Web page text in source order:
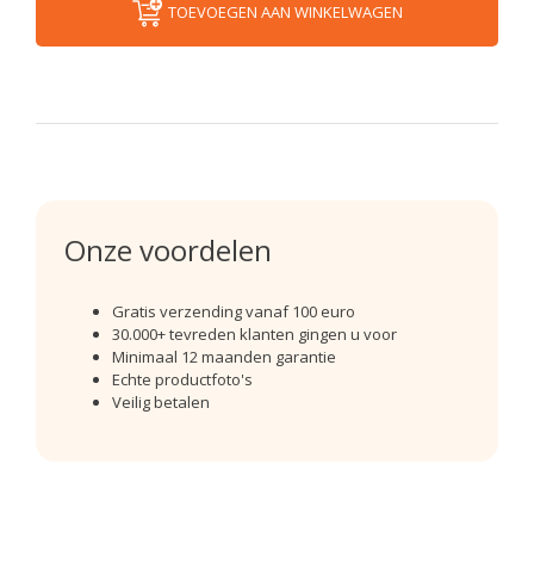
TOEVOEGEN AAN WINKELWAGEN
Onze voordelen
Gratis verzending vanaf 100 euro
30.000+ tevreden klanten gingen u voor
Minimaal 12 maanden garantie
Echte productfoto's
Veilig betalen